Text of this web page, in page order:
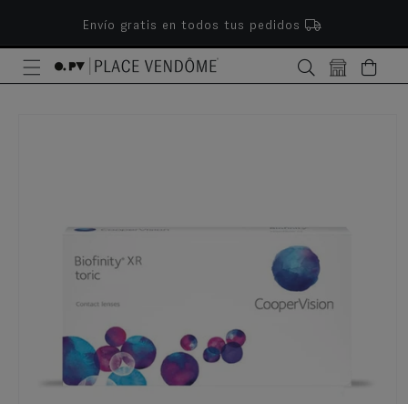
al contenido
Envío gratis en todos tus pedidos
Bolsa